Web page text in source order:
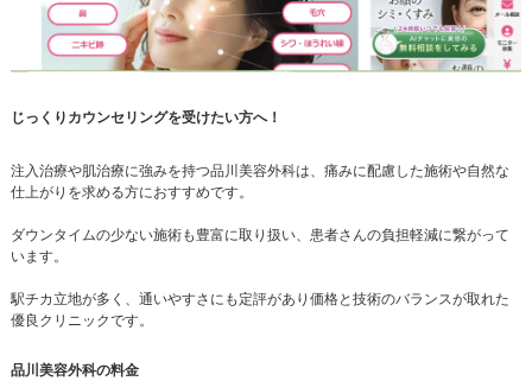
じっくりカウンセリングを受けたい方へ！
注入治療や肌治療に強みを持つ品川美容外科は、痛みに配慮した施術や自然な
仕上がりを求める方におすすめです。
ダウンタイムの少ない施術も豊富に取り扱い、患者さんの負担軽減に繋がって
います。
駅チカ立地が多く、通いやすさにも定評があり価格と技術のバランスが取れた
優良クリニックです。
品川美容外科の料金